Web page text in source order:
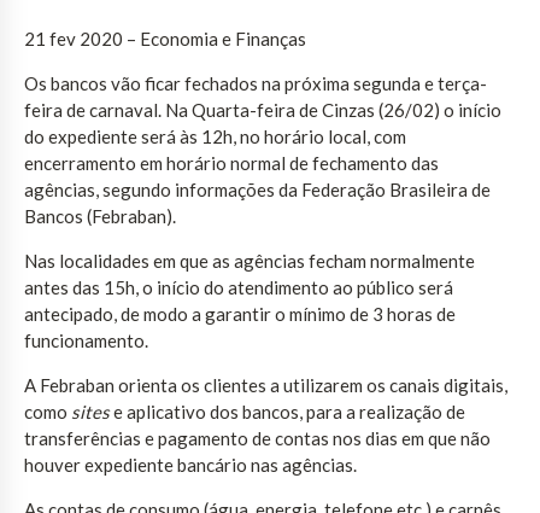
21 fev 2020 – Economia e Finanças
Os bancos vão ficar fechados na próxima segunda e terça-
feira de carnaval. Na Quarta-feira de Cinzas (26/02) o início
do expediente será às 12h, no horário local, com
encerramento em horário normal de fechamento das
agências, segundo informações da Federação Brasileira de
Bancos (Febraban).
Nas localidades em que as agências fecham normalmente
antes das 15h, o início do atendimento ao público será
antecipado, de modo a garantir o mínimo de 3 horas de
funcionamento.
A Febraban orienta os clientes a utilizarem os canais digitais,
como sitese aplicativo dos bancos, para a realização de
transferências e pagamento de contas nos dias em que não
houver expediente bancário nas agências.